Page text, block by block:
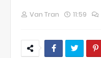
Van Tran 11:59